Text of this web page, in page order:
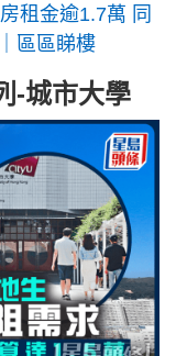
租金逾1.7萬 同
區區睇樓
-城市大學